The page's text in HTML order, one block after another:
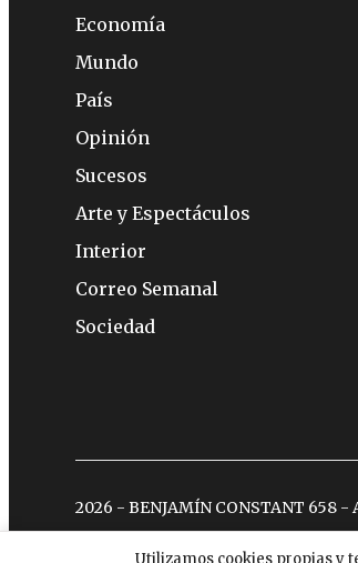
Utilizamos cookies propias y
Economía
Mundo
País
Opinión
Sucesos
Arte y Espectáculos
Interior
Correo Semanal
Sociedad
2026 - BENJAMÍN CONSTANT 658 -